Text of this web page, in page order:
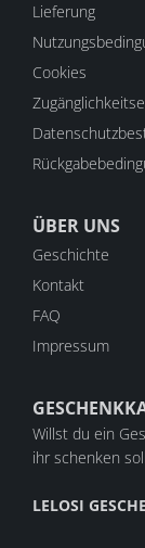
Lieferung
Cookies
ÜBER UNS
Geschichte
Kontakt
FAQ
Impressum
Willst du ein
ihr schenken
LELOSI